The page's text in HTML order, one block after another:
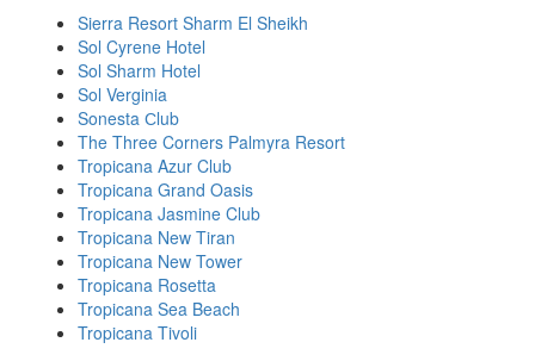
Sierra Resort Sharm El Sheikh
Sol Cyrene Hotel
Sol Sharm Hotel
Sol Verginia
Sonesta Сlub
The Three Corners Palmyra Resort
Tropicana Azur Club
Tropicana Grand Oasis
Tropicana Jasmine Club
Tropicana New Tiran
Tropicana New Tower
Tropicana Rosetta
Tropicana Sea Beach
Tropicana Tivoli